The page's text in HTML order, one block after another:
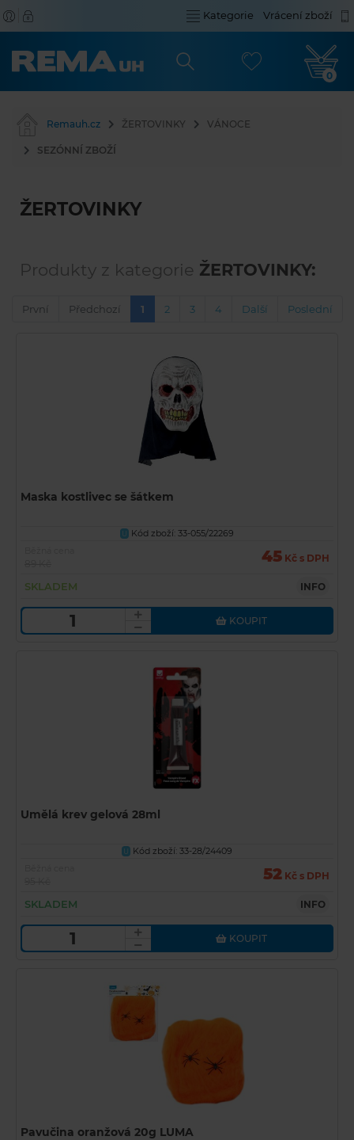
Kategorie Vrácení zboží
0
Remauh.cz ŽERTOVINKY VÁNOCE
SEZÓNNÍ ZBOŽÍ
ŽERTOVINKY
Produkty z kategorie ŽERTOVINKY:
První Předchozí 1 2 3 4 Další Poslední
Maska kostlivec se šátkem
U
Kód zboží: 33-055/22269
45 Kč s DPH
SKLADEM INFO
KOUPIT
Umělá krev gelová 28ml
U
Kód zboží: 33-28/24409
52 Kč s DPH
SKLADEM INFO
KOUPIT
Pavučina oranžová 20g LUMA